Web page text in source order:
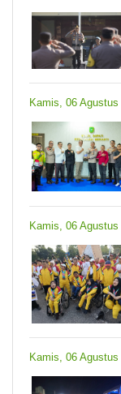
Kamis, 06 Agustus
Kamis, 06 Agustus
Kamis, 06 Agustus